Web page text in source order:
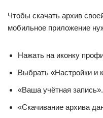
Чтобы скачать архив
мобильное приложение
Нажать на иконку
Выбрать «Настройки и
«Ваша учётная запись».
«Скачивание архива